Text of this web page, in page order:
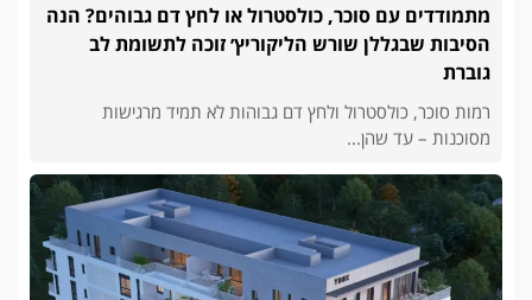
מתמודדים עם סוכר, כולסטרול או לחץ דם גבוהים? הנה
הסיבות שבגללן שורש הליקוריץ׳ זוכה לתשומת לב
גוברת
רמות סוכר, כולסטרול ולחץ דם גבוהות לא תמיד מרגישות
מסוכנות – עד שהן...